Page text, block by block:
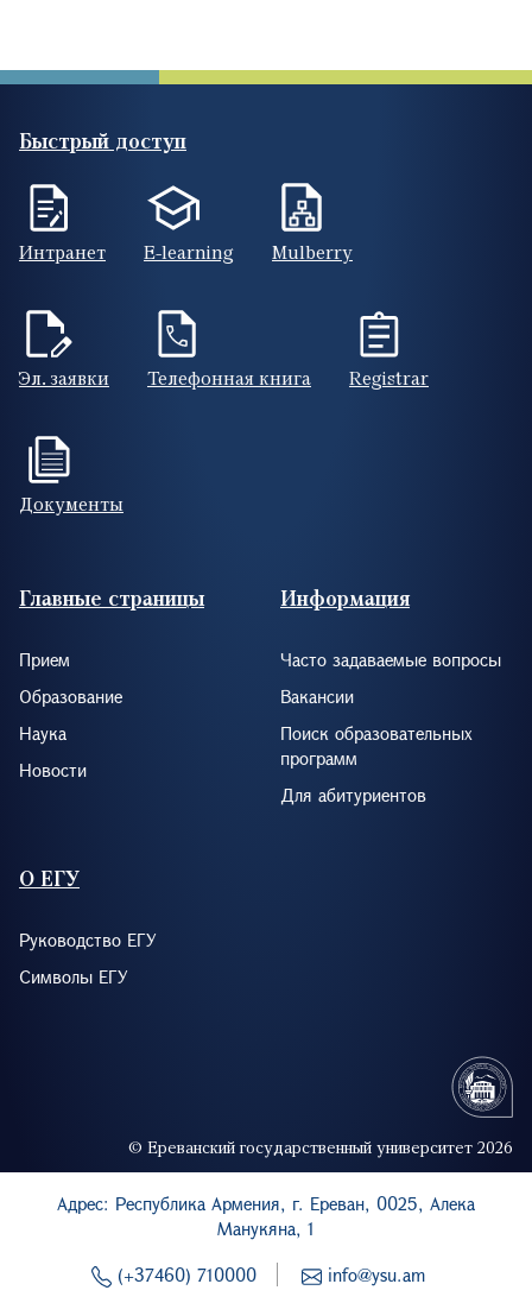
Быстрый доступ
Интранет E-learning Mulberry
Эл. заявки Телефонная книга Registrar
Документы
Footer (RUS)
Главные страницы
Прием
Образование
Наука
Новости
Информация
Часто задаваемые вопросы
Вакансии
Поиск образовательных
программ
Для абитуриентов
О ЕГУ
Руководство ЕГУ
Символы ЕГУ
© Ереванский государственный университет 2026
Адрес: Республика Армения, г. Ереван, 0025, Алека
Манукяна, 1
(+37460) 710000
info@ysu.am